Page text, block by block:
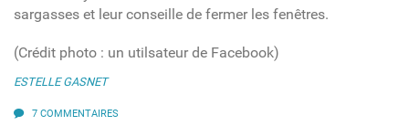
sargasses et leur conseille de fermer les fenêtres.
(Crédit photo : un utilsateur de Facebook)
ESTELLE GASNET
7 COMMENTAIRES